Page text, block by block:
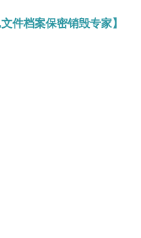
件档案保密销毁专家】